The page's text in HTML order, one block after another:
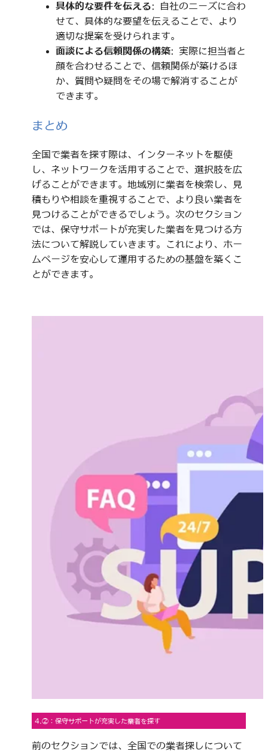
具体的な要件を伝える: 自社のニーズに合わ
せて、具体的な要望を伝えることで、より
適切な提案を受けられます。
面談による信頼関係の構築: 実際に担当者と
顔を合わせることで、信頼関係が築けるほ
か、質問や疑問をその場で解消することが
できます。
まとめ
全国で業者を探す際は、インターネットを駆使
し、ネットワークを活用することで、選択肢を広
げることができます。地域別に業者を検索し、見
積もりや相談を重視することで、より良い業者を
見つけることができるでしょう。次のセクション
では、保守サポートが充実した業者を見つける方
法について解説していきます。これにより、ホー
ムページを安心して運用するための基盤を築くこ
とができます。
4.②：保守サポートが充実した業者を探す
前のセクションでは、全国での業者探しについて